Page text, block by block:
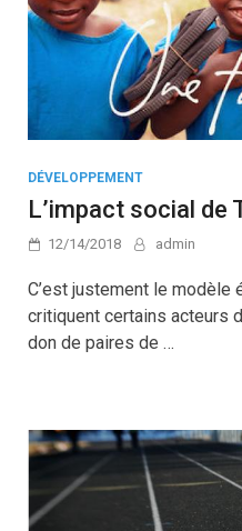
DÉVELOPPEMENT
L’impact social de
12/14/2018 admin
C’est justement le modèle
critiquent certains acteurs
don de paires de …